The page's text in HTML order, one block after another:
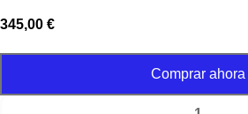
345,00 €
Comprar ahora